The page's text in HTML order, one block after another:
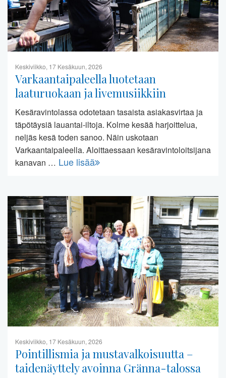
Keskiviikko, 17 Kesäkuun, 2026
Varkaantaipaleella luotetaan
laaturuokaan ja livemusiikkiin
Kesäravintolassa odotetaan tasaista asiakasvirtaa ja
täpötäysiä lauantai-iltoja. Kolme kesää harjoittelua,
neljäs kesä toden sanoo. Näin uskotaan
Varkaantaipaleella. Aloittaessaan kesäravintoloitsijana
kanavan … Lue lisää
Keskiviikko, 17 Kesäkuun, 2026
Pointillismia ja mustavalkoisuutta –
taidenäyttely avoinna Gränna-talossa